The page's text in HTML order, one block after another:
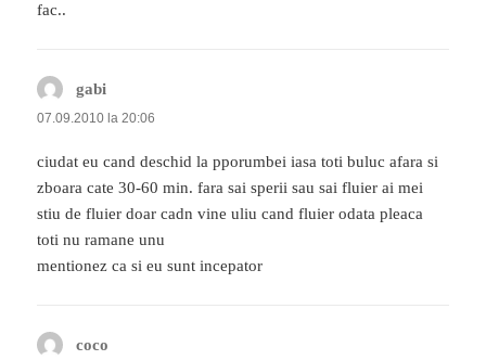
fac..
gabi
07.09.2010 la 20:06
ciudat eu cand deschid la pporumbei iasa toti buluc afara si
zboara cate 30-60 min. fara sai sperii sau sai fluier ai mei
stiu de fluier doar cadn vine uliu cand fluier odata pleaca
toti nu ramane unu
mentionez ca si eu sunt incepator
coco